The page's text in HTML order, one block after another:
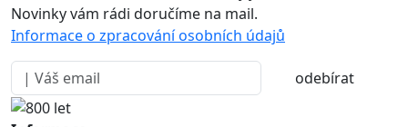
Novinky vám rádi doručíme na mail.
Informace o zpracování osobních údajů
odebírat